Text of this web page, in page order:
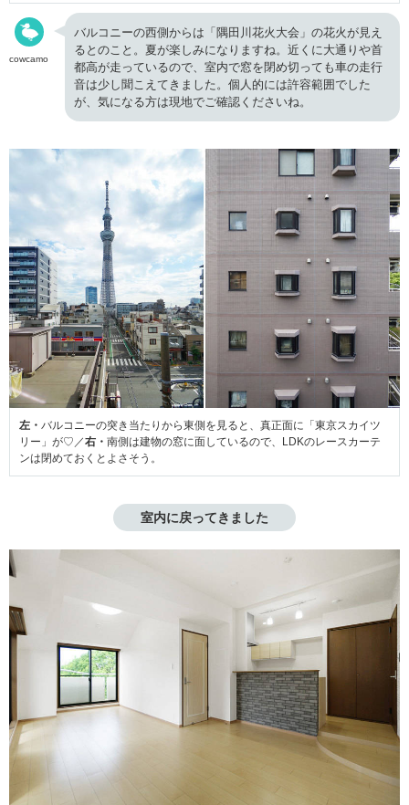
cowcamo
バルコニーの西側からは「隅田川花火大会」の花火が見え
るとのこと。夏が楽しみになりますね。近くに大通りや首
都高が走っているので、室内で窓を閉め切っても車の走行
音は少し聞こえてきました。個人的には許容範囲でした
が、気になる方は現地でご確認くださいね。
左・ バルコニーの突き当たりから東側を見ると、真正面に「東京スカイツ
リー」が♡／右・ 南側は建物の窓に面しているので、LDKのレースカーテ
ンは閉めておくとよさそう。
室内に戻ってきました